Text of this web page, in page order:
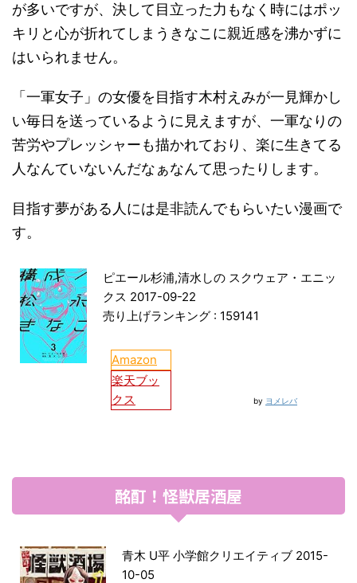
が多いですが、決して目立った力もなく時にはポッ
キリと心が折れてしまうきなこに親近感を沸かずに
はいられません。
「一軍女子」の女優を目指す木村えみが一見輝かし
い毎日を送っているように見えますが、一軍なりの
苦労やプレッシャーも描かれており、楽に生きてる
人なんていないんだなぁなんて思ったりします。
目指す夢がある人には是非読んでもらいたい漫画で
す。
ピエール杉浦,清水しの スクウェア・エニッ
クス 2017-09-22
売り上げランキング : 159141
Amazon
楽天ブッ
クス
by ヨメレバ
酩酊！怪獣居酒屋
青木 U平 小学館クリエイティブ 2015-
10-05